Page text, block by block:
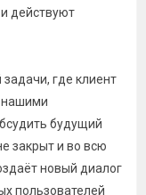
действуют
где клиент
нашими
будущий
закрыт и во всю
новый диалог
пользователей